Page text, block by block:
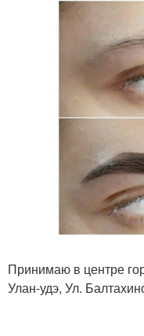
Принимаю в центре
Улан-удэ, Ул.